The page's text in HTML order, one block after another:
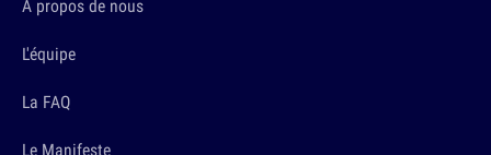
A propos de nous
L'équipe
La FAQ
Le Manifeste